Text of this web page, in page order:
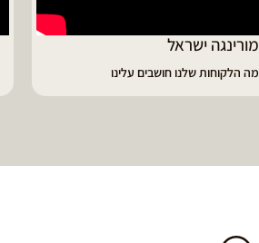
ממליץ על מוצרי מורינגה איכותיים
מבית מורינגה ישראל - כפר חיים